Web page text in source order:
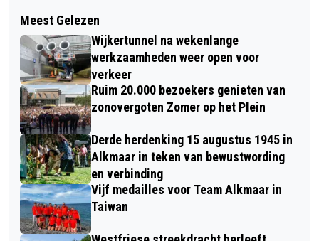
RUIM 20.000 STRANDRACERS EN
HARDLOPERS KOMEND WEEKEND VAN
START IN EGMOND AAN ZEE
RUIM EEN KWART MILJOEN
BEZOEKERS VOOR GROTE KERK
ALKMAAR IN 2023
Meest Gelezen
Wijkertunnel na wekenlange
werkzaamheden weer open voor
verkeer
Ruim 20.000 bezoekers genieten van
zonovergoten Zomer op het Plein
Derde herdenking 15 augustus 1945 in
Alkmaar in teken van bewustwording
en verbinding
Vijf medailles voor Team Alkmaar in
Taiwan